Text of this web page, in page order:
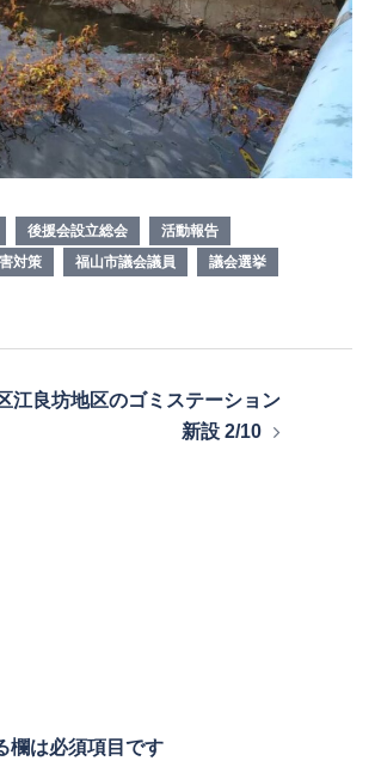
後援会設立総会
活動報告
対策 福山市議会議員 議会選挙
江良坊地区のゴミステーション
新設 2/10
欄は必須項目です